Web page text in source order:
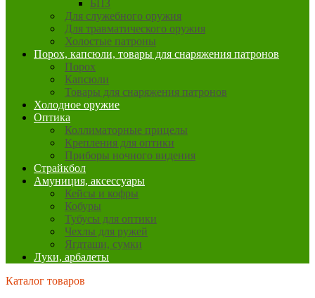
БПЗ
Для служебного оружия
Для травматического оружия
Холостые патроны
Порох, капсюли, товары для снаряжения патронов
Порох
Капсюли
Товары для снаряжения патронов
Холодное оружие
Оптика
Коллиматорные прицелы
Крепления для оптики
Приборы ночного видения
Страйкбол
Амуниция, аксессуары
Кейсы и кофры
Кобуры
Тубусы для оптики
Чехлы для ружей
Ягдташи, сумки
Луки, арбалеты
Каталог товаров